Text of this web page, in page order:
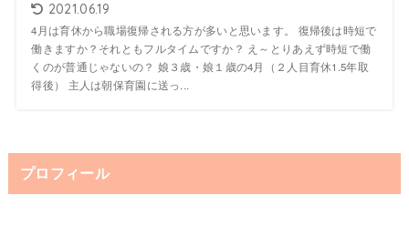
2021.06.19
4月は育休から職場復帰される方が多いと思います。 復帰後は時短で
働きますか？それともフルタイムですか？ え～とりあえず時短で働
くのが普通じゃないの？ 娘３歳・娘１歳の4月（２人目育休1.5年取
得後） 主人は朝保育園に送っ...
プロフィール